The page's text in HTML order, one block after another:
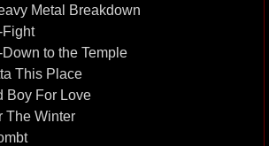
Metal Breakdown
to the Temple
This Place
Boy For Love
The Winter